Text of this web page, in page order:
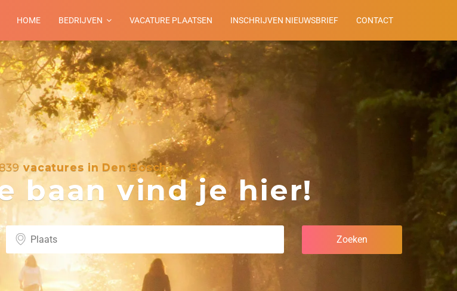
HOME BEDRIJVEN VACATURE PLAATSEN INSCHRIJVEN NIEUWSBRIEF CONTACT
vacatures in Den Bosch
baan vind je hier!